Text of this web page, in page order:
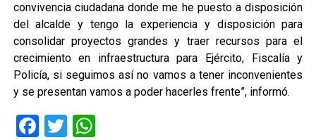
convivencia ciudadana donde me he puesto a disposición
del alcalde y tengo la experiencia y disposición para
consolidar proyectos grandes y traer recursos para el
crecimiento en infraestructura para Ejército, Fiscalía y
Policía, si seguimos así no vamos a tener inconvenientes
y se presentan vamos a poder hacerles frente”, informó.
Facebook
TwitterWhatsApp